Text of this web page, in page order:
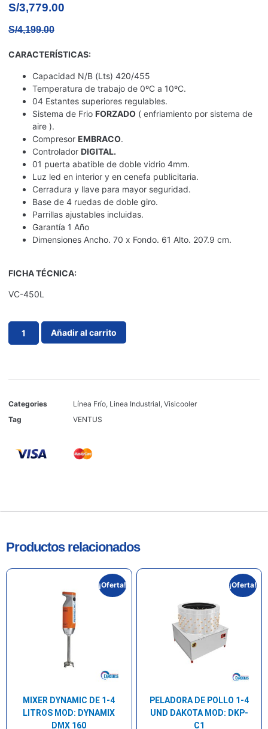
S/3,779.00
S/4,199.00
CARACTERÍSTICAS:
Capacidad N/B (Lts) 420/455
Temperatura de trabajo de 0ºC a 10ºC.
04 Estantes superiores regulables.
Sistema de Frio FORZADO ( enfriamiento por sistema de
aire ).
Compresor EMBRACO.
Controlador DIGITAL.
01 puerta abatible de doble vidrio 4mm.
Luz led en interior y en cenefa publicitaria.
Cerradura y llave para mayor seguridad.
Base de 4 ruedas de doble giro.
Parrillas ajustables incluidas.
Garantía 1 Año
Dimensiones Ancho. 70 x Fondo. 61 Alto. 207.9 cm.
FICHA TÉCNICA:
VC-450L
Añadir al carrito
Categories Línea Frío, Linea Industrial, Visicooler
Tag
VENTUS
Productos relacionados
¡Oferta!
MIXER DYNAMIC DE 1-4
LITROS MOD: DYNAMIX
DMX 160
¡Oferta!
PELADORA DE POLLO 1-4
UND DAKOTA MOD: DKP-
C1